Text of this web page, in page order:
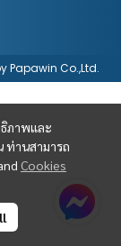
ภาพและ
ท่านสามารถ
Cookies
Papawin Co.,Ltd.